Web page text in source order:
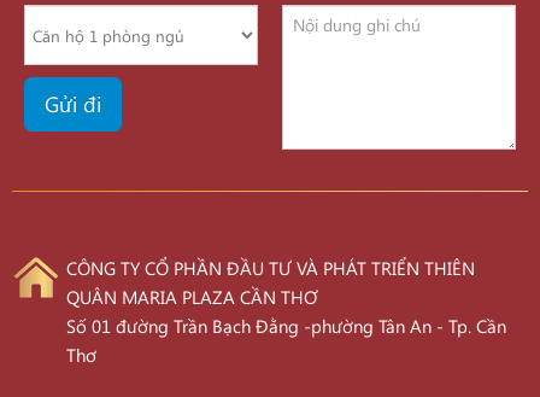
CÔNG TY CỔ PHẦN ĐẦU TƯ VÀ PHÁT TRIỂN THIÊN
QUÂN MARIA PLAZA CẦN THƠ
Số 01 đường Trần Bạch Đằng -phường Tân An - Tp. Cần
Thơ